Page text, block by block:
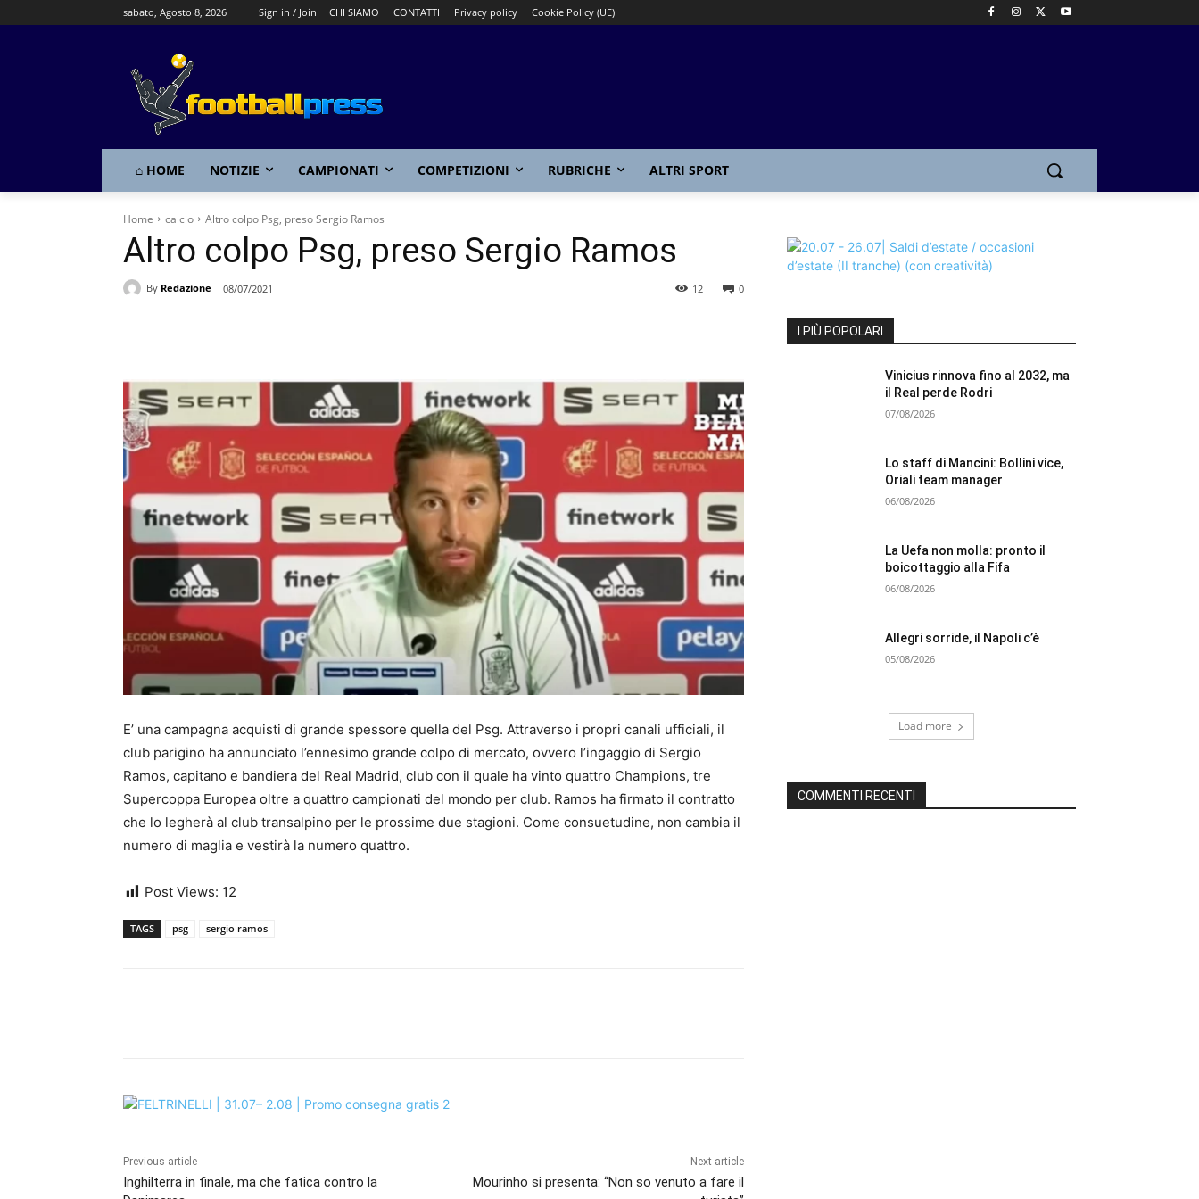
sabato, Agosto 8, 2026 Sign in / Join CHI SIAMO CONTATTI Privacy policy Cookie Policy (UE)
⌂ HOME NOTIZIE CAMPIONATI COMPETIZIONI RUBRICHE ALTRI SPORT
Home calcio Altro colpo Psg, preso Sergio Ramos
Altro colpo Psg, preso Sergio Ramos
By Redazione 08/07/2021 0
12
E’ una campagna acquisti di grande spessore quella del Psg. Attraverso i propri canali ufficiali, il
club parigino ha annunciato l’ennesimo grande colpo di mercato, ovvero l’ingaggio di Sergio
Ramos, capitano e bandiera del Real Madrid, club con il quale ha vinto quattro Champions, tre
Supercoppa Europea oltre a quattro campionati del mondo per club. Ramos ha firmato il contratto
che lo legherà al club transalpino per le prossime due stagioni. Come consuetudine, non cambia il
numero di maglia e vestirà la numero quattro.
Post Views: 12
TAGS psg sergio ramos
Previous article
Inghilterra in finale, ma che fatica contro la
Next article
Mourinho si presenta: “Non so venuto a fare il
I PIÙ POPOLARI
Vinicius rinnova fino al 2032, ma
il Real perde Rodri
07/08/2026
Lo staff di Mancini: Bollini vice,
Oriali team manager
06/08/2026
La Uefa non molla: pronto il
boicottaggio alla Fifa
06/08/2026
Allegri sorride, il Napoli c’è
05/08/2026
Load more
COMMENTI RECENTI